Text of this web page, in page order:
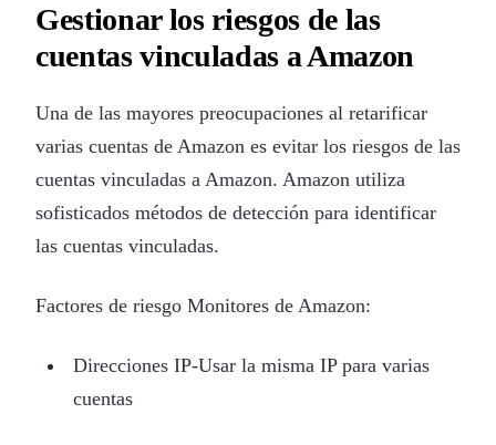
Gestionar los riesgos de las
cuentas vinculadas a Amazon
Una de las mayores preocupaciones al retarificar
varias cuentas de Amazon es evitar los riesgos de las
cuentas vinculadas a Amazon. Amazon utiliza
sofisticados métodos de detección para identificar
las cuentas vinculadas.
Factores de riesgo Monitores de Amazon:
Direcciones IP-Usar la misma IP para varias
cuentas